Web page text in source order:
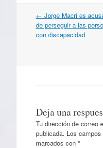
Navegación
por
artículos
← Jorge Macri es
de perseguir a las
con discapacidad
Deja una
Tu dirección de correo
publicada. Los
marcados con *